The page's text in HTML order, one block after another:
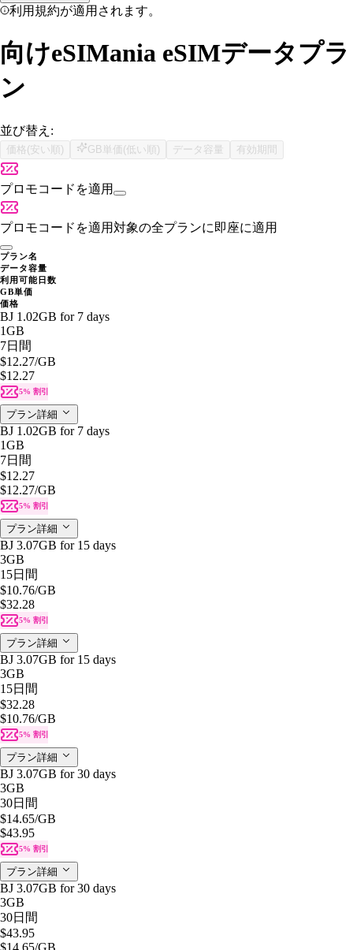
利用規約が適用されます。
向けeSIMania eSIMデータプラ
ン
並び替え:
価格(安い順) GB単価(低い順) データ容量 有効期間
プロモコードを適用
プロモコードを適用対象の全プランに即座に適用
プラン名
データ容量
利用可能日数
GB単価
価格
BJ 1.02GB for 7 days
1GB
7日間
$12.27/GB
$12.27
5% 割引
プラン詳細
BJ 1.02GB for 7 days
1GB
7日間
$12.27
$12.27/GB
5% 割引
プラン詳細
BJ 3.07GB for 15 days
3GB
15日間
$10.76/GB
$32.28
5% 割引
プラン詳細
BJ 3.07GB for 15 days
3GB
15日間
$32.28
$10.76/GB
5% 割引
プラン詳細
BJ 3.07GB for 30 days
3GB
30日間
$14.65/GB
$43.95
5% 割引
プラン詳細
BJ 3.07GB for 30 days
3GB
30日間
$43.95
$14.65/GB